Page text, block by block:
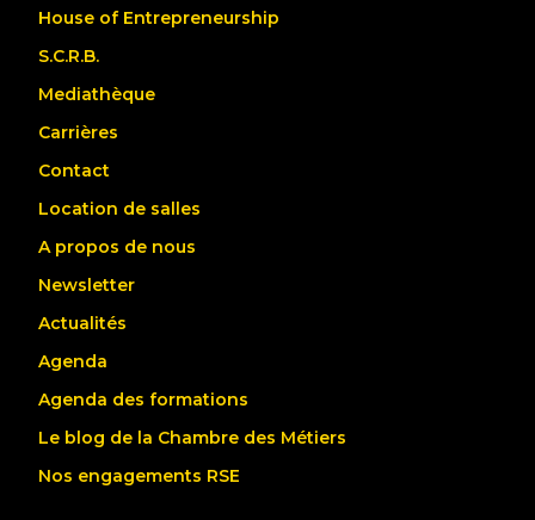
House of Entrepreneurship
S.C.R.B.
Mediathèque
Carrières
Contact
Location de salles
A propos de nous
Newsletter
Actualités
Agenda
Agenda des formations
Le blog de la Chambre des Métiers
Nos engagements RSE